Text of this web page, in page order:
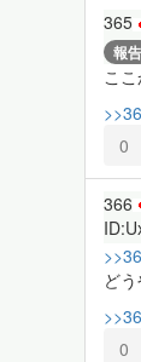
365
報告
こ
0
366
ど
0